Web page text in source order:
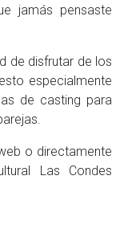
jamás pensaste
de disfrutar de los
especialmente
de casting para
o directamente
Las Condes